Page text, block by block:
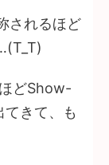
されるほど
どShow-
きて、も